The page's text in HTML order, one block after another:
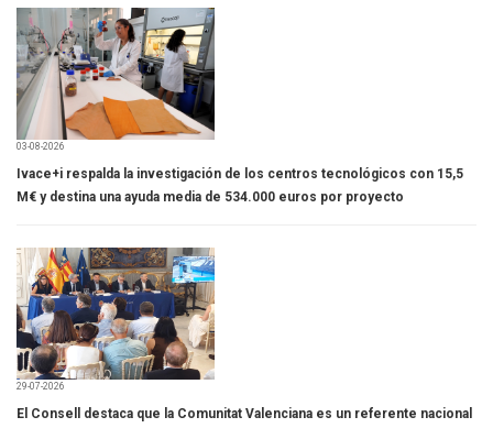
03-08-2026
Ivace+i respalda la investigación de los centros tecnológicos con 15,5
M€ y destina una ayuda media de 534.000 euros por proyecto
29-07-2026
El Consell destaca que la Comunitat Valenciana es un referente nacional